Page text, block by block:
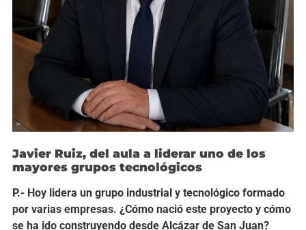
Javier Ruiz, del aula a liderar uno de los
mayores grupos tecnológicos
P.- Hoy lidera un grupo industrial y tecnológico formado
por varias empresas. ¿Cómo nació este proyecto y cómo
se ha ido construyendo desde Alcázar de San Juan?